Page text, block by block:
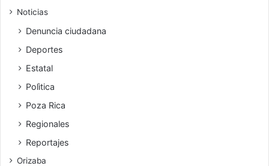
Noticias
Denuncia ciudadana
Deportes
Estatal
Polìtica
Poza Rica
Regionales
Reportajes
Orizaba